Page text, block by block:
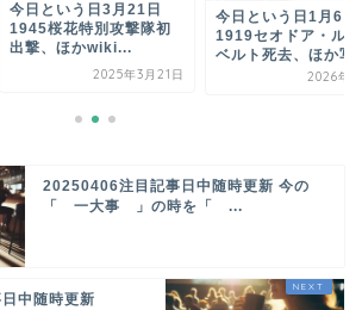
今日という日3月21日
1945桜花特別攻撃隊初
出撃、ほかwiki...
2025年3月21日
今日という日1月6
1919セオドア・ル
ベルト死去、ほか写
2026年1
20250406注目記事日中随時更新 今の
「 一大事 」の時を「 ...
日中随時更新